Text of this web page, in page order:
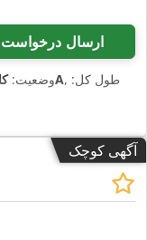
ارسال درخواست
وضعیت:02/96088A , طول کل:
آگهی کوچک